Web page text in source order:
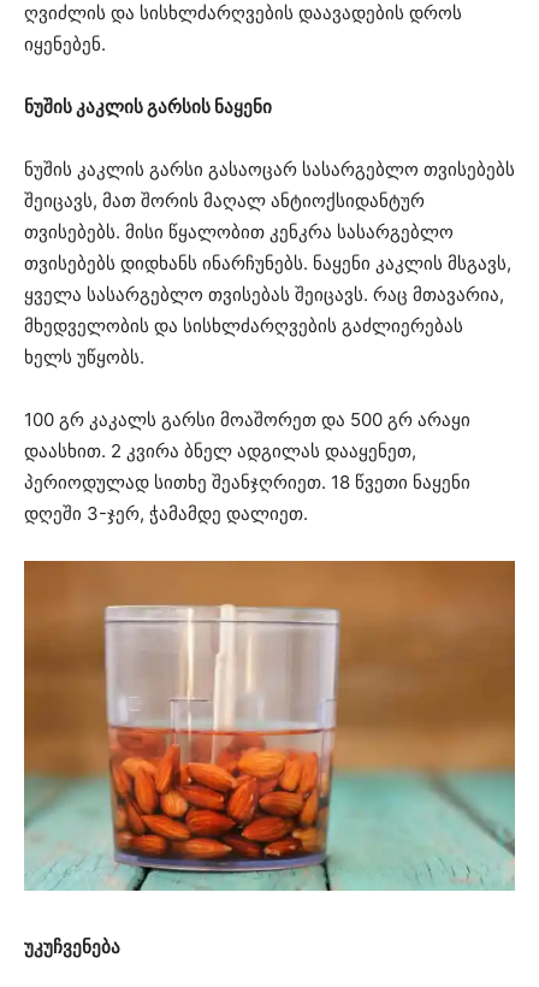
ღვიძლის და სისხლძარღვების დაავადების დროს
იყენებენ.
ნუშის კაკლის გარსის ნაყენი
ნუშის კაკლის გარსი გასაოცარ სასარგებლო თვისებებს
შეიცავს, მათ შორის მაღალ ანტიოქსიდანტურ
თვისებებს. მისი წყალობით კენკრა სასარგებლო
თვისებებს დიდხანს ინარჩუნებს. ნაყენი კაკლის მსგავს,
ყველა სასარგებლო თვისებას შეიცავს. რაც მთავარია,
მხედველობის და სისხლძარღვების გაძლიერებას
ხელს უწყობს.
100 გრ კაკალს გარსი მოაშორეთ და 500 გრ არაყი
დაასხით. 2 კვირა ბნელ ადგილას დააყენეთ,
პერიოდულად სითხე შეანჯღრიეთ. 18 წვეთი ნაყენი
დღეში 3-ჯერ, ჭამამდე დალიეთ.
უკუჩვენება